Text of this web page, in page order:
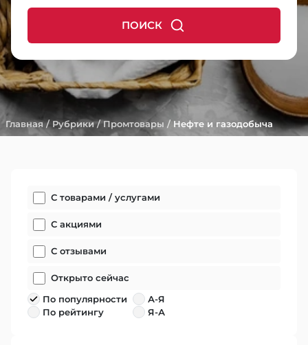
ПОИСК
Главная/ Рубрики/Промтовары / Нефте и газодобыча
С товарами / услугами
С акциями
С отзывами
Открыто сейчас
По популярности
По рейтингу
А-Я
Я-А